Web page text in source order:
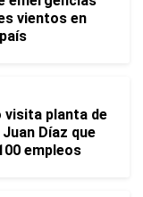
vientos en
visita planta de
Díaz que
empleos